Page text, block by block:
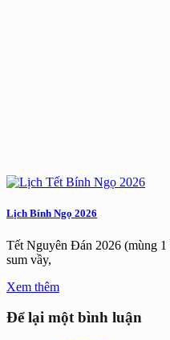
Lịch Bính Ngọ 2026
Tết Nguyên Đán 2026 (mùng
sum vầy,
Xem thêm
Để lại một bình luận